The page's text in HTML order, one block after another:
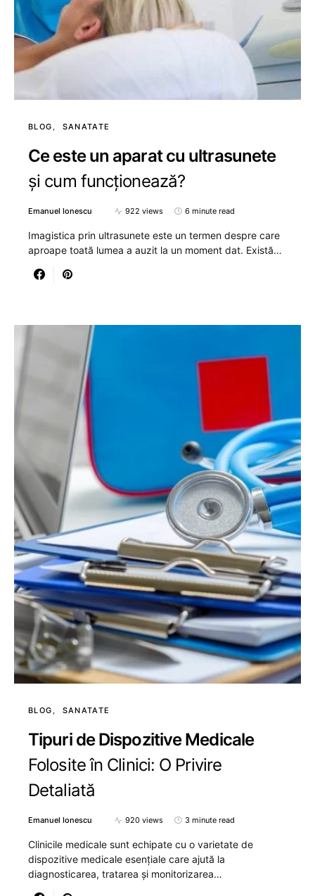
BLOG SANATATE
Ce este un aparat cu ultrasunete
și cum funcționează?
Emanuel Ionescu 922 views 6 minute read
Imagistica prin ultrasunete este un termen despre care
aproape toată lumea a auzit la un moment dat. Există…
BLOG SANATATE
Tipuri de Dispozitive Medicale
Folosite în Clinici: O Privire
Detaliată
Emanuel Ionescu 920 views 3 minute read
Clinicile medicale sunt echipate cu o varietate de
dispozitive medicale esențiale care ajută la
diagnosticarea, tratarea și monitorizarea…